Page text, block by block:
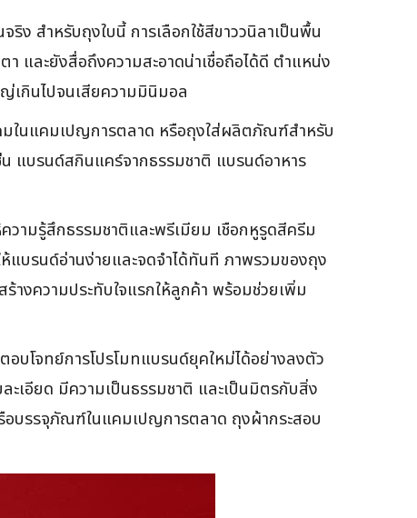
ง สำหรับถุงใบนี้ การเลือกใช้สีขาววนิลาเป็นพื้น
า และยังสื่อถึงความสะอาดน่าเชื่อถือได้ดี ตำแหน่ง
ญ่เกินไปจนเสียความมินิมอล
มในแคมเปญการตลาด หรือถุงใส่ผลิตภัณฑ์สำหรับ
แบรนด์สกินแคร์จากธรรมชาติ แบรนด์อาหาร
ามรู้สึกธรรมชาติและพรีเมียม เชือกหูรูดสีครีม
แบรนด์อ่านง่ายและจดจำได้ทันที ภาพรวมของถุง
างความประทับใจแรกให้ลูกค้า พร้อมช่วยเพิ่ม
บโจทย์การโปรโมทแบรนด์ยุคใหม่ได้อย่างลงตัว
ะเอียด มีความเป็นธรรมชาติ และเป็นมิตรกับสิ่ง
อบรรจุภัณฑ์ในแคมเปญการตลาด ถุงผ้ากระสอบ